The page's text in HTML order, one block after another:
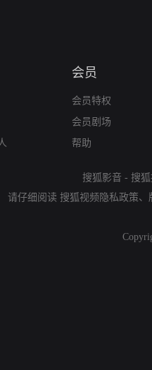
会员
会员特权
会员剧场
帮助
搜狐影音 - 搜
请仔细阅读 搜狐视频隐私政策、